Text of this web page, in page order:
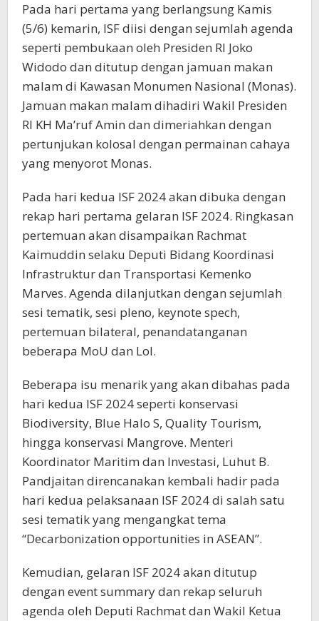
Pada hari pertama yang berlangsung Kamis
(5/6) kemarin, ISF diisi dengan sejumlah agenda
seperti pembukaan oleh Presiden RI Joko
Widodo dan ditutup dengan jamuan makan
malam di Kawasan Monumen Nasional (Monas).
Jamuan makan malam dihadiri Wakil Presiden
RI KH Ma’ruf Amin dan dimeriahkan dengan
pertunjukan kolosal dengan permainan cahaya
yang menyorot Monas.
Pada hari kedua ISF 2024 akan dibuka dengan
rekap hari pertama gelaran ISF 2024. Ringkasan
pertemuan akan disampaikan Rachmat
Kaimuddin selaku Deputi Bidang Koordinasi
Infrastruktur dan Transportasi Kemenko
Marves. Agenda dilanjutkan dengan sejumlah
sesi tematik, sesi pleno, keynote spech,
pertemuan bilateral, penandatanganan
beberapa MoU dan LoI.
Beberapa isu menarik yang akan dibahas pada
hari kedua ISF 2024 seperti konservasi
Biodiversity, Blue Halo S, Quality Tourism,
hingga konservasi Mangrove. Menteri
Koordinator Maritim dan Investasi, Luhut B.
Pandjaitan direncanakan kembali hadir pada
hari kedua pelaksanaan ISF 2024 di salah satu
sesi tematik yang mengangkat tema
“Decarbonization opportunities in ASEAN”.
Kemudian, gelaran ISF 2024 akan ditutup
dengan event summary dan rekap seluruh
agenda oleh Deputi Rachmat dan Wakil Ketua